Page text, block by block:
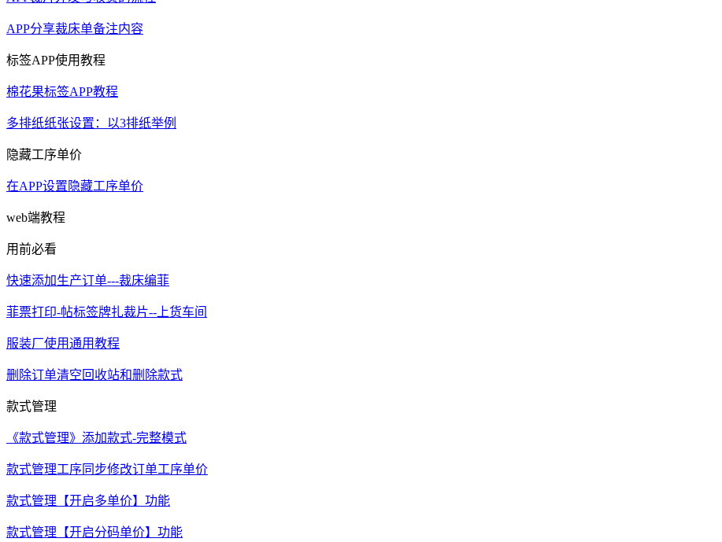
APP分享裁床单备注内容
标签APP使用教程
棉花果标签APP教程
多排纸纸张设置：以3排纸举例
隐藏工序单价
在APP设置隐藏工序单价
web端教程
用前必看
快速添加生产订单---裁床编菲
菲票打印-帖标签牌扎裁片--上货车间
服装厂使用通用教程
删除订单清空回收站和删除款式
款式管理
《款式管理》添加款式-完整模式
款式管理工序同步修改订单工序单价
款式管理【开启多单价】功能
款式管理【开启分码单价】功能